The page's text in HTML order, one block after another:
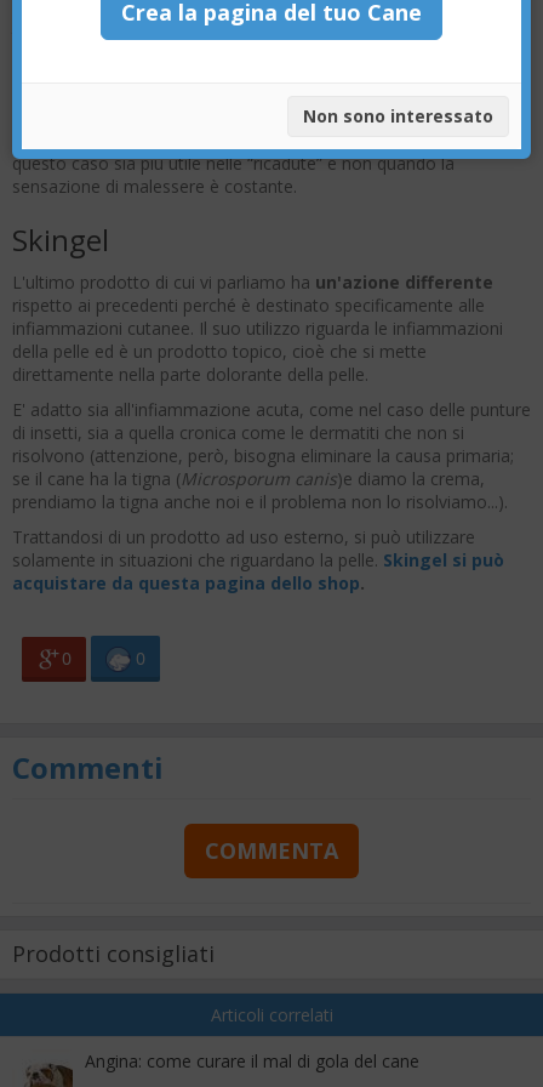
dell'apparato muscolare e scheletrico, e può essere visto, in
termini di potenza, come una via di mezzo tra il NoDolPet e i
con estratti naturali e adatto al post-chirurgico e ai cani anziani
questo caso sia più utile nelle “ricadute” e non quando la
sensazione di malessere è costante.
Skingel
L'ultimo prodotto di cui vi parliamo ha un'azione differente
rispetto ai precedenti perché è destinato specificamente alle
infiammazioni cutanee. Il suo utilizzo riguarda le infiammazioni
della pelle ed è un prodotto topico, cioè che si mette
direttamente nella parte dolorante della pelle.
E' adatto sia all'infiammazione acuta, come nel caso delle punture
di insetti, sia a quella cronica come le dermatiti che non si
risolvono (attenzione, però, bisogna eliminare la causa primaria;
se il cane ha la tigna (Microsporum canis)e diamo la crema,
prendiamo la tigna anche noi e il problema non lo risolviamo...).
Trattandosi di un prodotto ad uso esterno, si può utilizzare
solamente in situazioni che riguardano la pelle. Skingel si può
acquistare da questa pagina dello shop.
0 0
Commenti
COMMENTA
Prodotti consigliati
Articoli correlati
Angina: come curare il mal di gola del cane
Crea la pagina del tuo Cane
Non sono interessato